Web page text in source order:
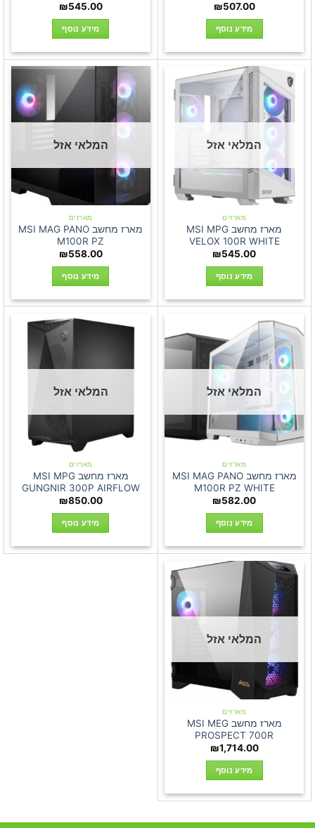
₪507.00
מידע נוסף
₪545.00
מידע נוסף
המלאי אזל
מארזים
מארז מחשב MSI MPG
VELOX 100R WHITE
₪545.00
מידע נוסף
המלאי אזל
מארזים
מארז מחשב MSI MAG PANO
M100R PZ
₪558.00
מידע נוסף
המלאי אזל
מארזים
מארז מחשב MSI MAG PANO
M100R PZ WHITE
₪582.00
מידע נוסף
המלאי אזל
מארזים
מארז מחשב MSI MPG
GUNGNIR 300P AIRFLOW
₪850.00
מידע נוסף
המלאי אזל
מארזים
מארז מחשב MSI MEG
PROSPECT 700R
₪1,714.00
מידע נוסף